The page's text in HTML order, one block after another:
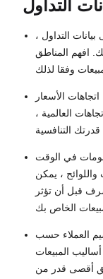
التداول
التداول ،
افهم المناطق
الأسعار
العالمية ،
في الوقت
واللوائح ، يمكن
قبل أن تؤثر
العملاء حسب
المبيعات
أقصى قدر من